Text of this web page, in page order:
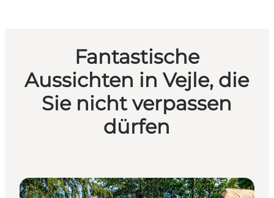
Fantastische
Aussichten in Vejle, die
Sie nicht verpassen
dürfen